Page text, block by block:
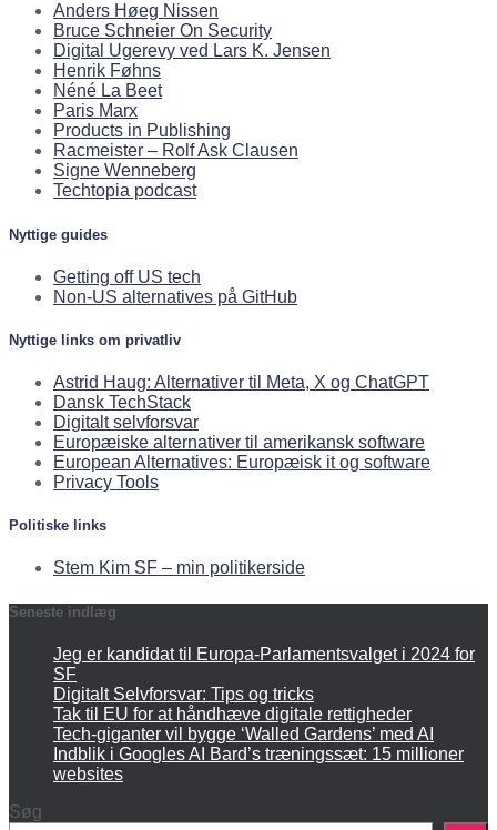
Anders Høeg Nissen
Bruce Schneier On Security
Digital Ugerevy ved Lars K. Jensen
Henrik Føhns
Néné La Beet
Paris Marx
Products in Publishing
Racmeister – Rolf Ask Clausen
Signe Wenneberg
Techtopia podcast
Nyttige guides
Getting off US tech
Non-US alternatives på GitHub
Nyttige links om privatliv
Astrid Haug: Alternativer til Meta, X og ChatGPT
Dansk TechStack
Digitalt selvforsvar
Europæiske alternativer til amerikansk software
European Alternatives: Europæisk it og software
Privacy Tools
Politiske links
Stem Kim SF – min politikerside
Seneste indlæg
Jeg er kandidat til Europa-Parlamentsvalget i 2024 for
SF
Digitalt Selvforsvar: Tips og tricks
Tak til EU for at håndhæve digitale rettigheder
Tech-giganter vil bygge ‘Walled Gardens’ med AI
Indblik i Googles AI Bard’s træningssæt: 15 millioner
websites
Søg